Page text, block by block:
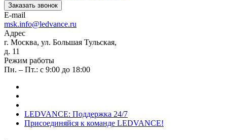
Заказать звонок
E-mail
msk.info@ledvance.ru
Адрес
г. Москва, ул. Большая Тульская,
д. 11
Режим работы
Пн. – Пт.: с 9:00 до 18:00
LEDVANCE: Поддержка 24/7
Присоединяйся к команде LEDVANCE!